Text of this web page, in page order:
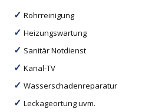
Rohrreinigung
Heizungswartung
Sanitär Notdienst
Kanal-TV
Wasserschadenreparatur
Leckageortung uvm.